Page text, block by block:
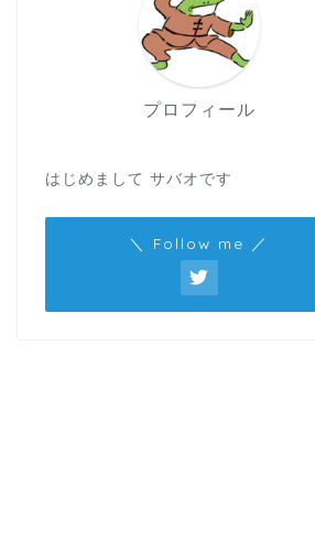
プロフィール
はじめまして サバオです
＼ Follow me ／